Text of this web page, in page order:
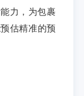
力，为包裹
估精准的预